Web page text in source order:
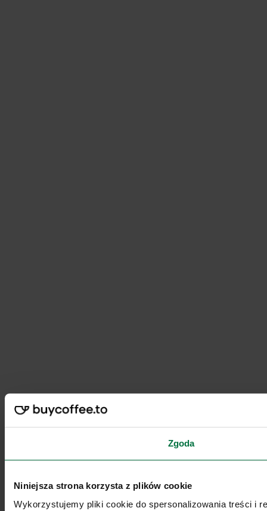
Zgoda
Niniejsza strona korzysta z plików cookie
Wykorzystujemy pliki cookie do spersonalizowania treści i